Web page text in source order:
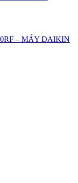
– MÁY DAIKIN